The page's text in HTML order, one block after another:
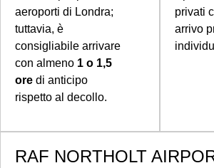
aeroporti di Londra;
tuttavia, è
consigliabile arrivare
con almeno 1 o 1,5
ore di anticipo
rispetto al decollo.
privati
arrivo
RAF NORTHOLT